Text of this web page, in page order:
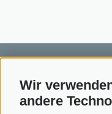
Wir
andere
BIKEHOTELS